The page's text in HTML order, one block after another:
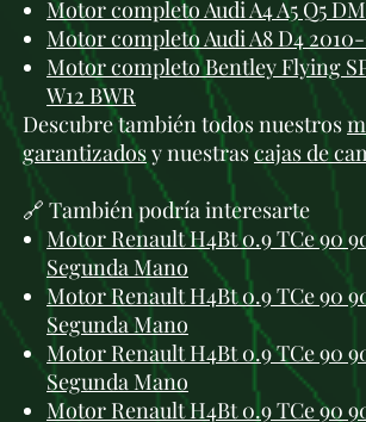
Motor completo Audi A4 A5 Q5
Motor completo Audi A8 D4
Motor completo Bentley Flying
W12 BWR
Descubre también todos nuestros
garantizadosy nuestrascajas de
🔗 También podría interesarte
Motor Renault H4Bt 0.9 TCe 90
Segunda Mano
Motor Renault H4Bt 0.9 TCe 90
Segunda Mano
Motor Renault H4Bt 0.9 TCe 90
Segunda Mano
Motor Renault H4Bt 0.9 TCe 90